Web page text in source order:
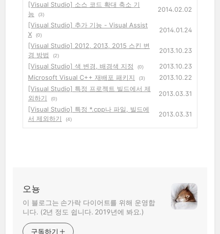
[Visual Studio] 소스 코드 확대 축소 기
능
(3)
2014.02.02
[Visual Studio] 추가 기능 - Visual Assist
X
(0)
2014.01.24
[Visual Studio] 2012, 2013, 2015 스킨 변
경 방법
(2)
2013.10.23
[Visual Studio] 색 변경, 배경색 지정
(0)
2013.10.23
Microsoft Visual C++ 재배포 패키지
(3)
2013.10.22
[Visual Studio] 특정 프로젝트 빌드에서 제
외하기
(0)
2013.03.31
[Visual Studio] 특정 *.cpp나 파일, 빌드에
서 제외하기
(4)
2013.03.31
오뇽
이 블로그는 손가락 다이어트를 위해 운영합
니다. (2년 정도 쉽니다. 2019년에 봐요.)
구독하기